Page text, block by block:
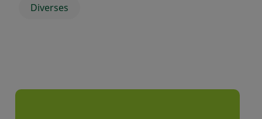
Diverses